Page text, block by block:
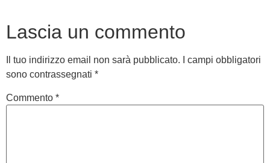
Lascia un commento
Il tuo indirizzo email non sarà pubblicato.
I campi obbligatori
sono contrassegnati *
Commento *